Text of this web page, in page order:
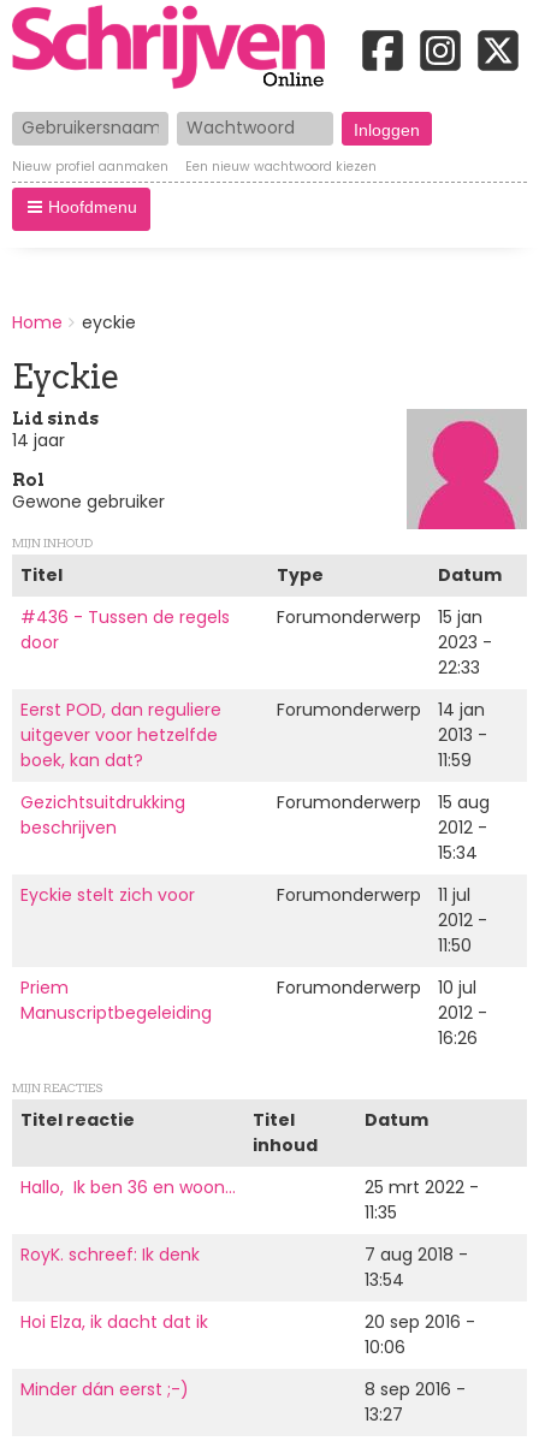
Gebruikersnaam Wachtwoord
Nieuw profiel aanmaken Een nieuw wachtwoord kiezen
Hoofdmenu
BREADCRUMBS
You
here:
Home eyckie
Eyckie
Lid sinds
14 jaar
Rol
Gewone gebruiker
MIJN INHOUD
Titel Type
Datum
#436 - Tussen de regels
door
Forumonderwerp
15 jan
2023 -
22:33
Eerst POD, dan reguliere
uitgever voor hetzelfde
boek, kan dat?
Forumonderwerp
14 jan
2013 -
11:59
Gezichtsuitdrukking
beschrijven
Forumonderwerp
15 aug
2012 -
15:34
Eyckie stelt zich voor
Forumonderwerp
11 jul
2012 -
11:50
Priem
Manuscriptbegeleiding
Forumonderwerp
10 jul
2012 -
16:26
MIJN REACTIES
Titel reactie
Titel
inhoud
Datum
Hallo, Ik ben 36 en woon…
25 mrt 2022 -
11:35
RoyK. schreef: Ik denk
7 aug 2018 -
13:54
Hoi Elza, ik dacht dat ik
20 sep 2016 -
10:06
Minder dán eerst ;-)
8 sep 2016 -
13:27